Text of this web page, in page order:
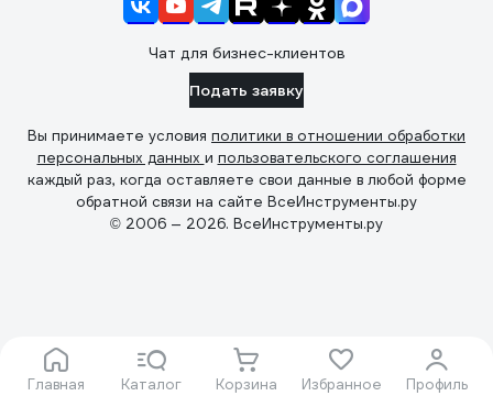
Главная Каталог Корзина Избранное Профиль
Чат для бизнес-клиентов
Подать заявку
Вы принимаете условия политики в отношении обработки
персональных данных и пользовательского соглашения
каждый раз, когда оставляете свои данные в любой форме
обратной связи на сайте ВсеИнструменты.ру
© 2006 — 2026. ВсеИнструменты.ру